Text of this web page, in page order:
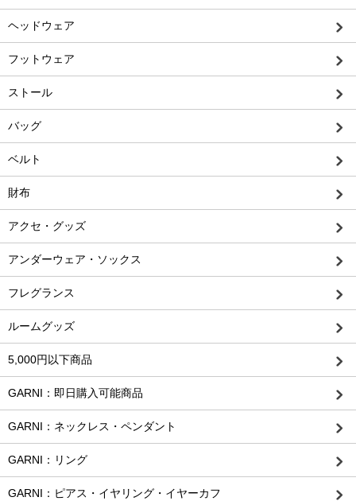
ヘッドウェア
フットウェア
ストール
バッグ
ベルト
財布
アクセ・グッズ
アンダーウェア・ソックス
フレグランス
ルームグッズ
5,000円以下商品
GARNI：即日購入可能商品
GARNI：ネックレス・ペンダント
GARNI：リング
GARNI：ピアス・イヤリング・イヤーカフ